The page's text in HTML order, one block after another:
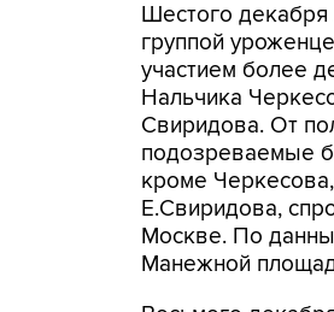
Шестого
группой
участием более
Нальчика
Свиридова. От
подозреваемые
кроме
Е.Свиридова,
Москве. По
Манежной